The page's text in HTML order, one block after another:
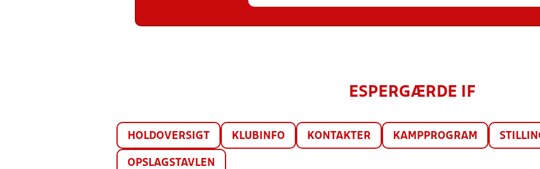
ESPERGÆRDE IF
HOLDOVERSIGT KLUBINFO KONTAKTER KAMPPROGRAM
OPSLAGSTAVLEN